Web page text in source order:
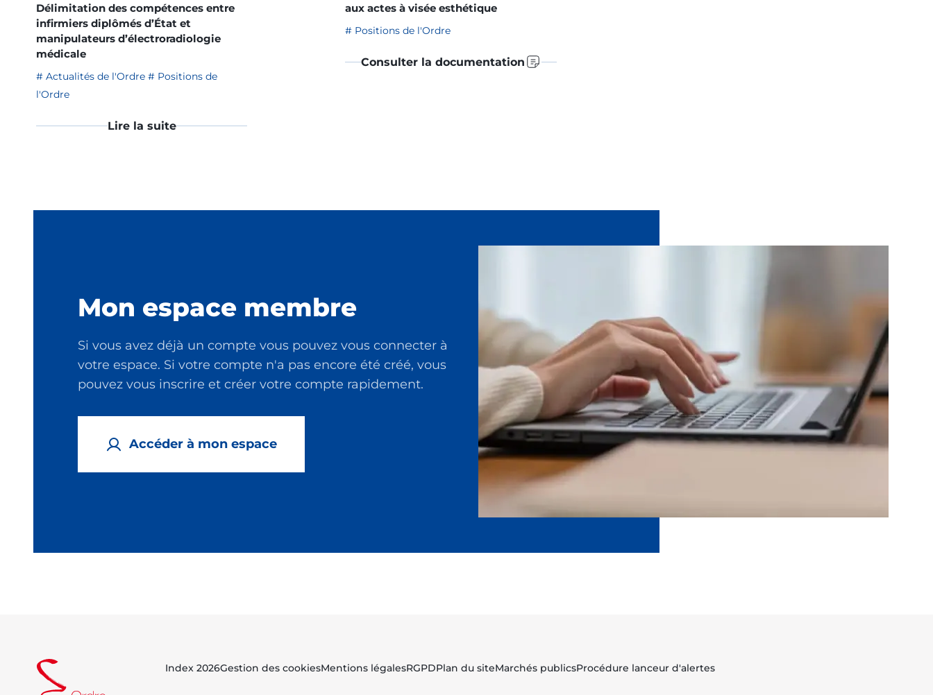
Délimitation des compétences entre
infirmiers diplômés d’État et
manipulateurs d’électroradiologie
médicale
Actualités de l'Ordre
Positions de
l'Ordre
Lire la suite
aux actes à visée esthétique
Positions de l'Ordre
Consulter la documentation
Mon espace membre
Si vous avez déjà un compte vous pouvez vous connecter à
votre espace. Si votre compte n'a pas encore été créé, vous
pouvez vous inscrire et créer votre compte rapidement.
Accéder à mon espace
Index 2026Gestion des cookiesMentions légalesRGPDPlan du siteMarchés publicsProcédure lanceur d'alertes